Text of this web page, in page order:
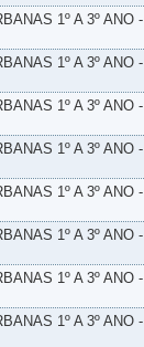
1º A 3º ANO -
1º A 3º ANO -
1º A 3º ANO -
1º A 3º ANO -
1º A 3º ANO -
1º A 3º ANO -
1º A 3º ANO -
1º A 3º ANO -